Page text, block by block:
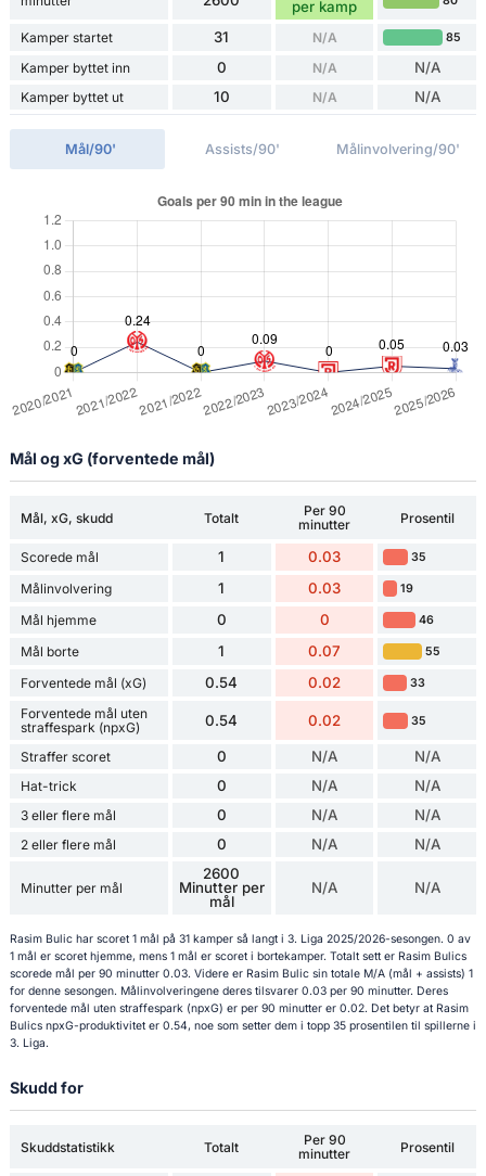
per kamp
Kamper startet 31 N/A 85
Kamper byttet inn 0 N/A N/A
Kamper byttet ut 10 N/A N/A
Mål/90' Assists/90' Målinvolvering/90'
Mål og xG (forventede mål)
Mål, xG, skudd Totalt
Per 90
minutter
Prosentil
Scorede mål 1 0.03 35
Målinvolvering 1 0.03 19
Mål hjemme 0 0 46
Mål borte 1 0.07 55
Forventede mål (xG) 0.54 0.02 33
Forventede mål uten
straffespark (npxG)
0.54 0.02 35
Straffer scoret 0 N/A N/A
Hat-trick 0 N/A N/A
3 eller flere mål 0 N/A N/A
2 eller flere mål 0 N/A N/A
Minutter per mål
2600
Minutter per
mål
N/A N/A
Rasim Bulic har scoret 1 mål på 31 kamper så langt i 3. Liga 2025/2026-sesongen. 0 av
1 mål er scoret hjemme, mens 1 mål er scoret i bortekamper. Totalt sett er Rasim Bulics
scorede mål per 90 minutter 0.03. Videre er Rasim Bulic sin totale M/A (mål + assists) 1
for denne sesongen. Målinvolveringene deres tilsvarer 0.03 per 90 minutter. Deres
forventede mål uten straffespark (npxG) er per 90 minutter er 0.02. Det betyr at Rasim
Bulics npxG-produktivitet er 0.54, noe som setter dem i topp 35 prosentilen til spillerne i
3. Liga.
Skudd for
Skuddstatistikk Totalt
Per 90
minutter
Prosentil